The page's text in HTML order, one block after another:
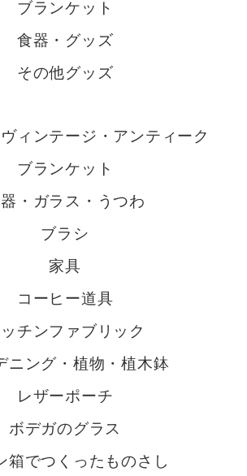
ブランケット
食器・グッズ
その他グッズ
ィンテージ・アンティーク
ブランケット
・ガラス・うつわ
ブラシ
家具
コーヒー道具
チンファブリック
ニング・植物・植木鉢
レザーポーチ
ボデガのグラス
箱でつくったものさし